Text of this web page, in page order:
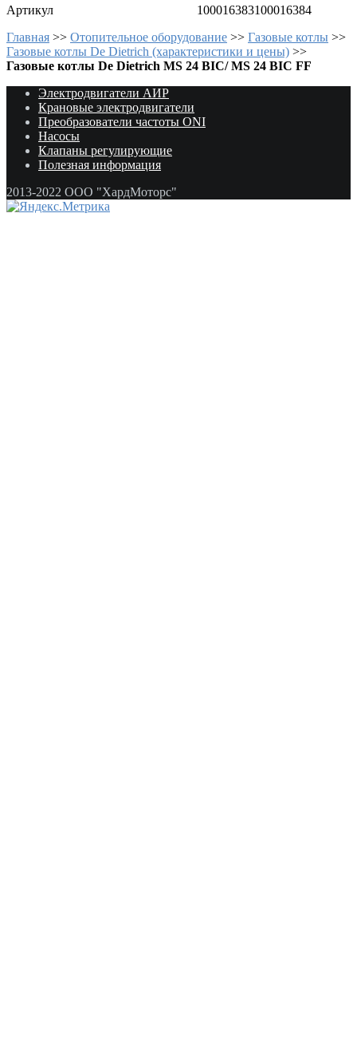
Артикул
100016383100016384
Главная >> Отопительное оборудование >> Газовые котлы >>
Газовые котлы De Dietrich (характеристики и цены) >>
Газовые котлы De Dietrich MS 24 BIC/ MS 24 BIC FF
Электродвигатели АИР
Крановые электродвигатели
Преобразователи частоты ONI
Насосы
Клапаны регулирующие
Полезная информация
2013-2022 ООО "ХардМоторс"